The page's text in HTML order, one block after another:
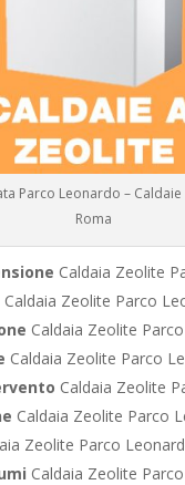
Parco Leonardo –
Roma
Caldaia Zeolite
Caldaia Zeolite Parco
Caldaia Zeolite
Caldaia Zeolite Parco
Caldaia Zeolite
Caldaia Zeolite Parco
Zeolite Parco
Caldaia Zeolite